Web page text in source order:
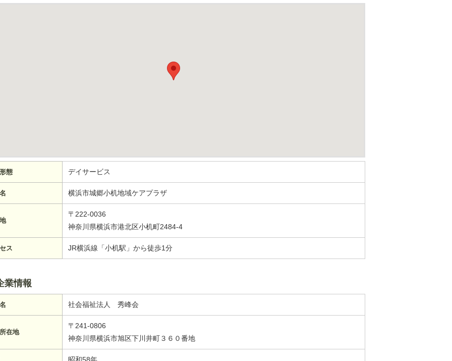
態 デイサービス
横浜市城郷小机地域ケアプラザ
〒222-0036
神奈川県横浜市港北区小机町2484-4
ス JR横浜線「小机駅」から徒歩1分
業情報
社会福祉法人 秀峰会
在地
〒241-0806
神奈川県横浜市旭区下川井町３６０番地